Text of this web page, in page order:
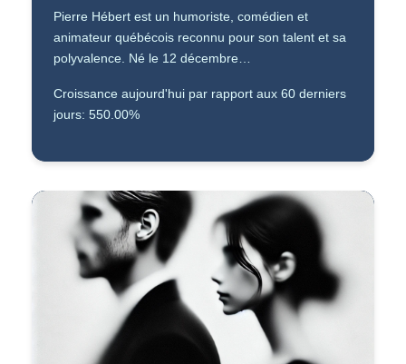
Pierre Hébert est un humoriste, comédien et
animateur québécois reconnu pour son talent et sa
polyvalence. Né le 12 décembre…
Croissance aujourd'hui par rapport aux 60 derniers
jours: 550.00%